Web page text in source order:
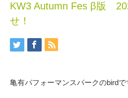
KW3 Autumn Fes β版
せ！
亀有パフォーマンスパークのbirdで